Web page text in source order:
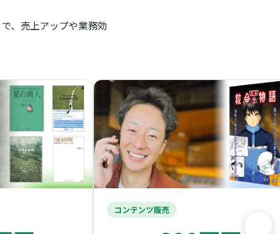
、売上アップや業務効
コンテンツ販売